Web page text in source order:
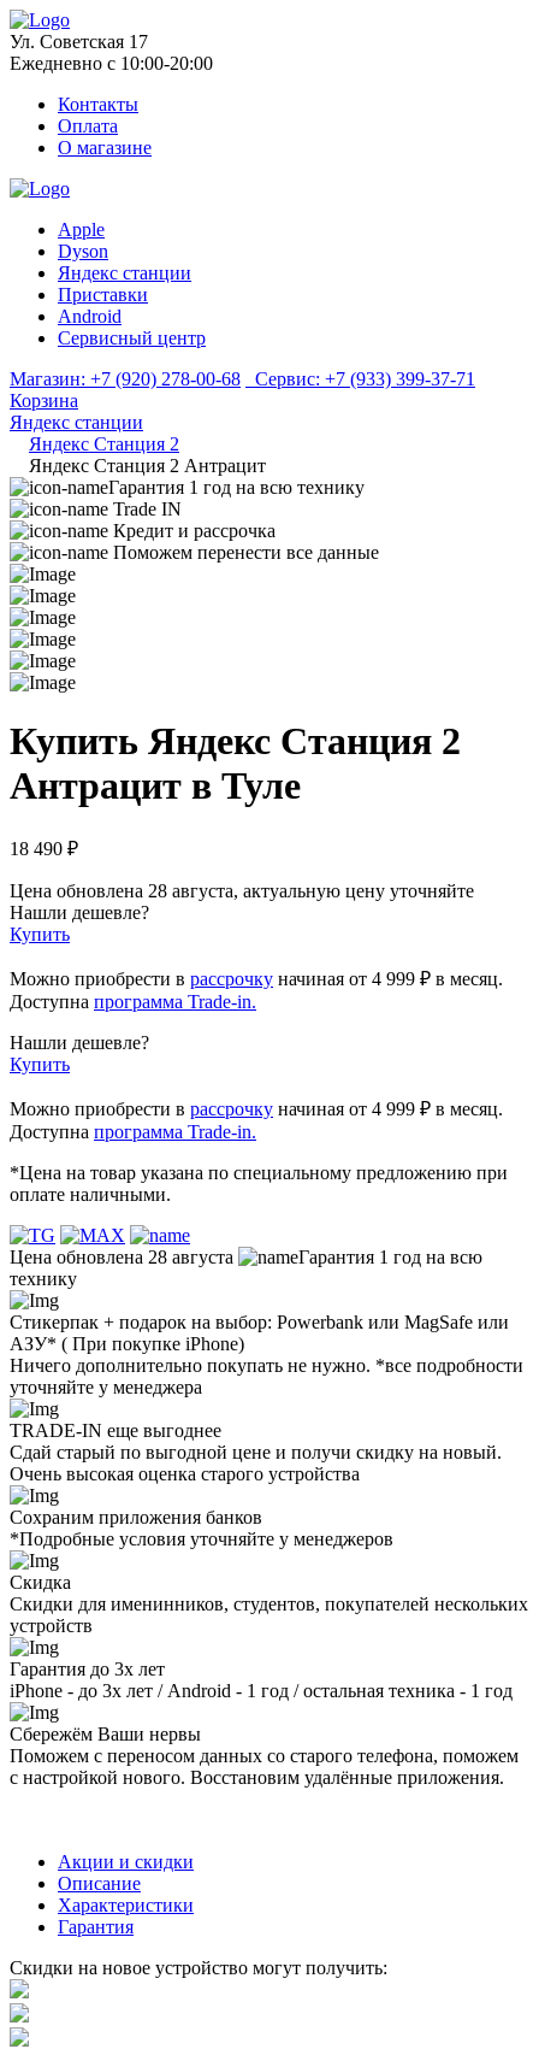
Ул. Советская 17
Ежедневно с 10:00-20:00
Контакты
Оплата
О магазине
Apple
Dyson
Яндекс станции
Приставки
Android
Сервисный центр
Магазин: +7 (920) 278-00-68 Сервис: +7 (933) 399-37-71
Корзина
Яндекс станции
Яндекс Станция 2
Яндекс Станция 2 Антрацит
Гарантия 1 год на всю технику
Trade IN
Кредит и рассрочка
Поможем перенести все данные
Купить Яндекс Станция 2
Антрацит в Туле
18 490 ₽
Цена обновлена 28 августа, актуальную цену уточняйте
Нашли дешевле?
Купить
Можно приобрести в рассрочку начиная от 4 999 ₽ в месяц.
Доступна программа Trade-in.
Нашли дешевле?
Купить
Можно приобрести в рассрочку начиная от 4 999 ₽ в месяц.
Доступна программа Trade-in.
*Цена на товар указана по специальному предложению при
оплате наличными.
Цена обновлена 28 августа
Гарантия 1 год на всю
технику
Стикерпак + подарок на выбор: Powerbank или MagSafe или
AЗУ* ( При покупке iPhone)
Ничего дополнительно покупать не нужно. *все подробности
уточняйте у менеджера
TRADE-IN еще выгоднее
Сдай старый по выгодной цене и получи скидку на новый.
Очень высокая оценка старого устройства
Сохраним приложения банков
*Подробные условия уточняйте у менеджеров
Скидка
Скидки для именинников, студентов, покупателей нескольких
устройств
Гарантия до 3х лет
iPhone - до 3х лет / Android - 1 год / остальная техника - 1 год
Сбережём Ваши нервы
Поможем с переносом данных со старого телефона, поможем
с настройкой нового. Восстановим удалённые приложения.
Акции и скидки
Описание
Характеристики
Гарантия
Скидки на новое устройство могут получить: